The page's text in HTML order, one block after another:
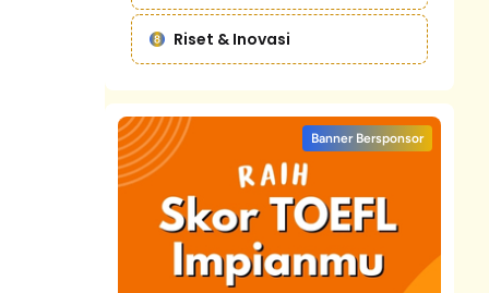
Riset & Inovasi
Banner Bersponsor